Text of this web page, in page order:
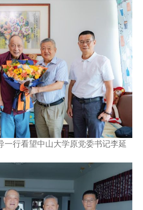
一行看望中山大学原党委书记李延